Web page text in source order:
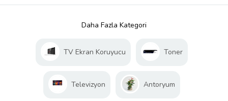
Daha Fazla Kategori
TV Ekran Koruyucu Toner
Televizyon Antoryum